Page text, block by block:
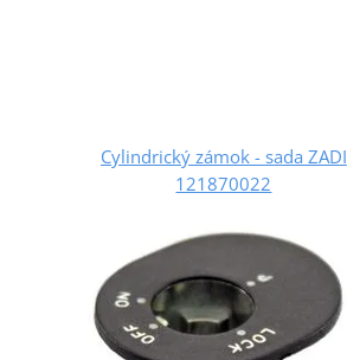
Cylindrický zámok - sada ZADI
121870022